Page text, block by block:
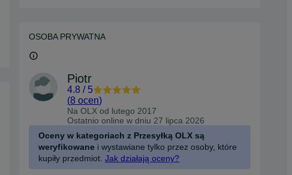
OSOBA PRYWATNA
Piotr
4.8 / 5
(8 ocen)
Na OLX od lutego 2017
Ostatnio online w dniu 27 lipca 2026
Oceny w kategoriach z Przesyłką OLX są
weryfikowane i wystawiane tylko przez osoby, które
kupiły przedmiot. Jak działają oceny?